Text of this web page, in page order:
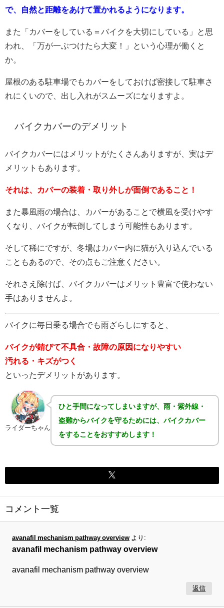
で、自然と距離をあけて置かれるようになります。
また「カバーをしている＝バイクを大切にしている」と思
われ、「万が一ぶつけたら大変！」という心理が働くと
か。
屋根のある駐車場でもカバーをしておけば密接して駐車さ
れにくいので、出し入れがスムーズになりますよ。
バイクカバーのデメリット
バイクカバーにはメリットがたくさんありますが、実はデ
メリットもあります。
それは、カバーの装着・取り外しが面倒であること！
また暴風雨の場合は、カバーがあることで横風を受けやす
くなり、バイクが転倒してしまう可能性もあります。
そして稀にですが、冬場はカバー内に猫が入り込んでいる
こともあるので、その点もご注意ください。
それさえ除けば、バイクカバーはメリット豊富で使わない
手はありませんよ。
バイクに毎日乗る場合でも雨ざらしにすると、
バイクが錆びて不具合・故障の原因になりやすい
汚れる・キズがつく
といったデメリットがあります。
ライダーちゃん
ひと手間になってしまいますが、雨・紫外線・
盗難からバイクを守るためには、バイクカバー
をすることをおすすめします！
コメント一覧
avanafil mechanism pathway overview より:
avanafil mechanism pathway overview
avanafil mechanism pathway overview
返信